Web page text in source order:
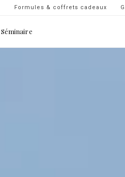
Navigation
-
top
Formules & coffrets cadeaux
Séminaire